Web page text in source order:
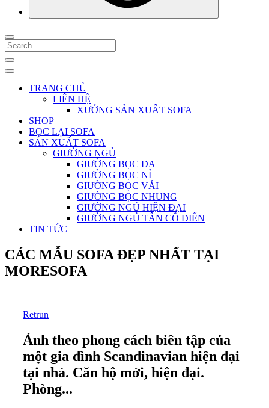
TRANG CHỦ
LIÊN HỆ
XƯỞNG SẢN XUẤT SOFA
SHOP
BỌC LẠI SOFA
SẢN XUẤT SOFA
GIƯỜNG NGỦ
GIƯỜNG BỌC DA
GIƯỜNG BỌC NỈ
GIƯỜNG BỌC VẢI
GIƯỜNG BỌC NHUNG
GIƯỜNG NGỦ HIỆN ĐẠI
GIƯỜNG NGỦ TÂN CỔ ĐIỂN
TIN TỨC
CÁC MẪU SOFA ĐẸP NHẤT TẠI
MORESOFA
Retrun
Ảnh theo phong cách biên tập của
một gia đình Scandinavian hiện đại
tại nhà. Căn hộ mới, hiện đại.
Phòng...